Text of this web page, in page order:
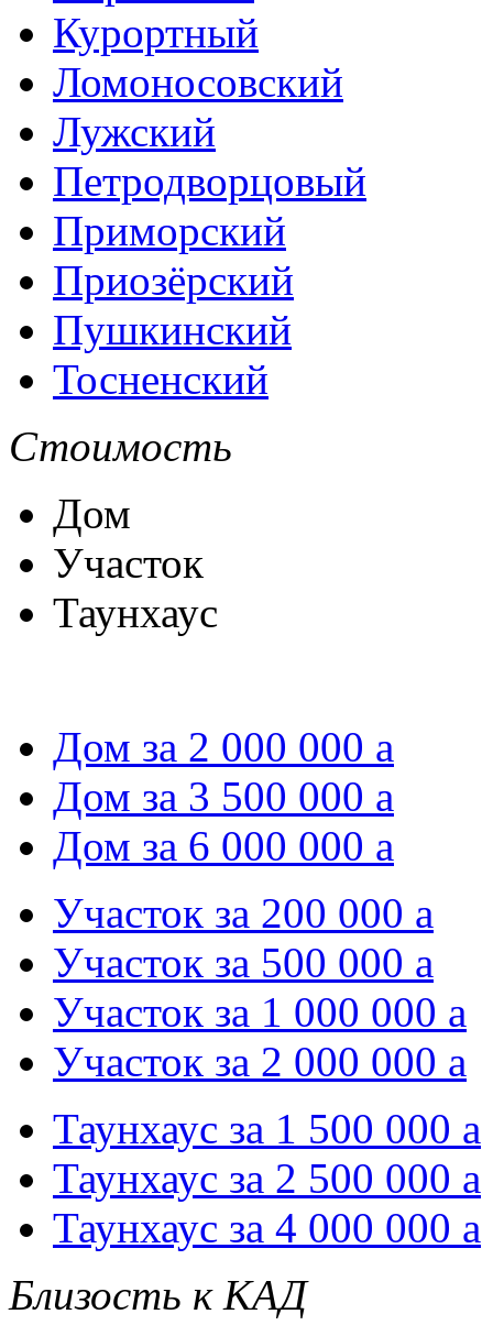
Курортный
Ломоносовский
Лужский
Петродворцовый
Приморский
Приозёрский
Пушкинский
Тосненский
Стоимость
Дом
Участок
Таунхаус
Дом за 2 000 000 a
Дом за 3 500 000 a
Дом за 6 000 000 a
Участок за 200 000 a
Участок за 500 000 a
Участок за 1 000 000 a
Участок за 2 000 000 a
Таунхаус за 1 500 000 a
Таунхаус за 2 500 000 a
Таунхаус за 4 000 000 a
Близость к КАД